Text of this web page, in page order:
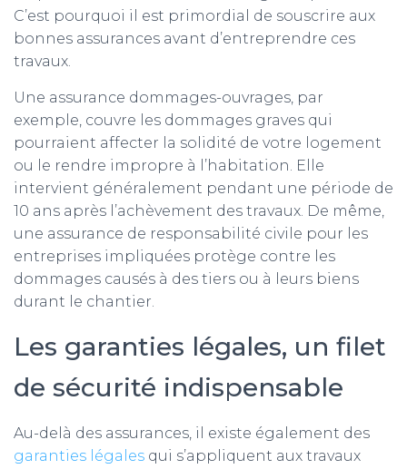
C’est pourquoi il est primordial de souscrire aux
bonnes assurances avant d’entreprendre ces
travaux.
Une assurance dommages-ouvrages, par
exemple, couvre les dommages graves qui
pourraient affecter la solidité de votre logement
ou le rendre impropre à l’habitation. Elle
intervient généralement pendant une période de
10 ans après l’achèvement des travaux. De même,
une assurance de responsabilité civile pour les
entreprises impliquées protège contre les
dommages causés à des tiers ou à leurs biens
durant le chantier.
Les garanties légales, un filet
de sécurité indispensable
Au-delà des assurances, il existe également des
garanties légales qui s’appliquent aux travaux